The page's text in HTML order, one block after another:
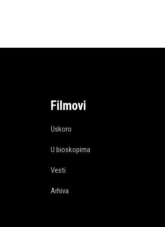
Filmovi
Uskoro
U bioskopima
Vesti
Arhiva